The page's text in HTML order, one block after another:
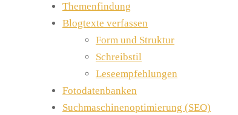
Themenfindung
Blogtexte verfassen
Form und Struktur
Schreibstil
Leseempfehlungen
Fotodatenbanken
Suchmaschinenoptimierung (SEO)